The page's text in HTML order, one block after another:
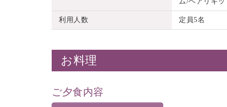
利用人数 定員5名
お料理
ご夕食内容